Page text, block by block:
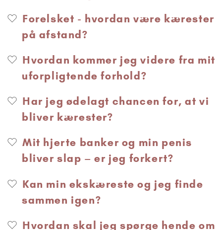
Forelsket - hvordan være kærester
på afstand?
Hvordan kommer jeg videre fra mit
uforpligtende forhold?
Har jeg ødelagt chancen for, at vi
bliver kærester?
Mit hjerte banker og min penis
bliver slap – er jeg forkert?
Kan min ekskæreste og jeg finde
sammen igen?
Hvordan skal jeg spørge hende om